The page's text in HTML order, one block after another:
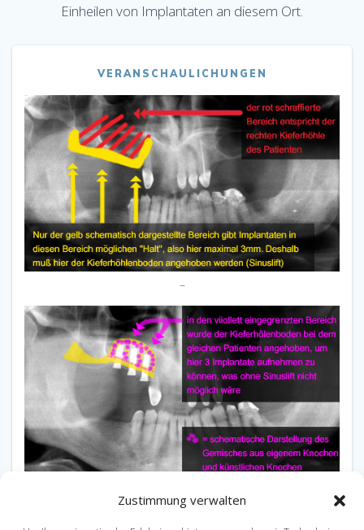
Zustimmung verwalten
Einheilen von Implantaten an diesem Ort.
VERANSCHAULICHUNGEN
–